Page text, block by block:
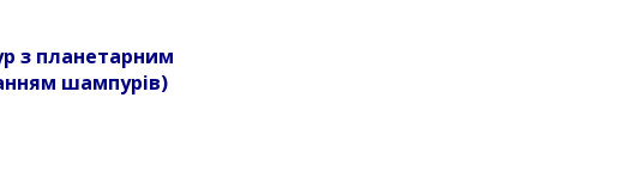
з планетарним
шампурів)